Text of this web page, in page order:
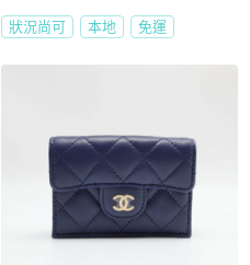
狀況尚可 本地 免運